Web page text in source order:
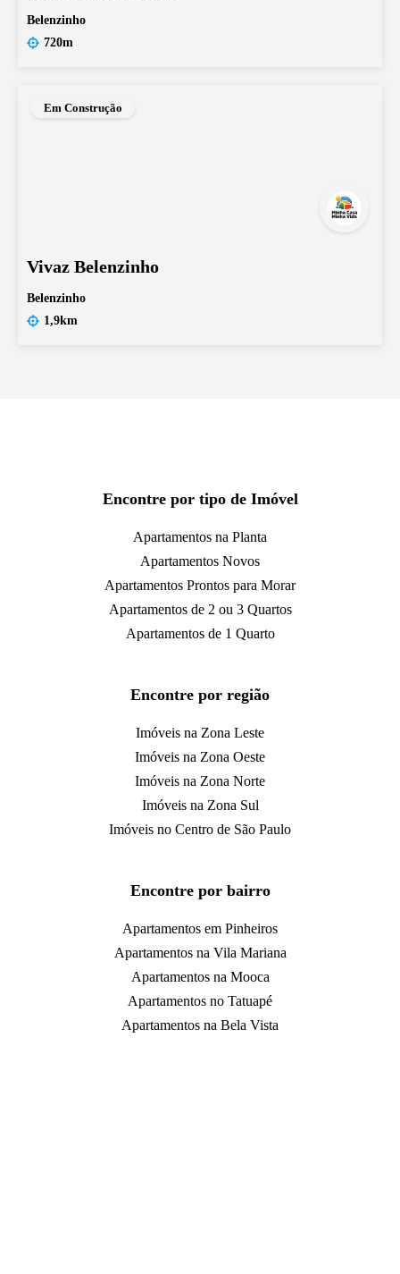
Belenzinho
720m
Em Construção
Vivaz Belenzinho
Belenzinho
1,9km
Encontre por tipo de Imóvel
Apartamentos na Planta
Apartamentos Novos
Apartamentos Prontos para Morar
Apartamentos de 2 ou 3 Quartos
Apartamentos de 1 Quarto
Encontre por região
Imóveis na Zona Leste
Imóveis na Zona Oeste
Imóveis na Zona Norte
Imóveis na Zona Sul
Imóveis no Centro de São Paulo
Encontre por bairro
Apartamentos em Pinheiros
Apartamentos na Vila Mariana
Apartamentos na Mooca
Apartamentos no Tatuapé
Apartamentos na Bela Vista